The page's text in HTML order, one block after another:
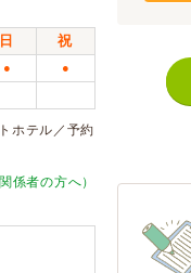
日
祝
● ●
テル／予約
係者の方へ）